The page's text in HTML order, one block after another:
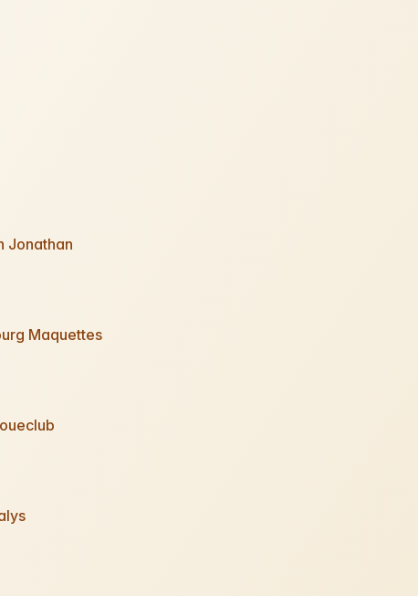
Jonathan
Maquettes